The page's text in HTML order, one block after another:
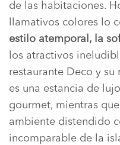
de las habitaciones.
llamativos colores lo
estilo atemporal, la
los atractivos
restaurante Deco y su
es una estancia de
gourmet, mientras
ambiente distendido
incomparable de la